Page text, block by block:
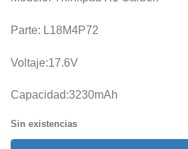
Parte: L18M4P72
Voltaje:17.6V
Capacidad:3230mAh
Sin existencias